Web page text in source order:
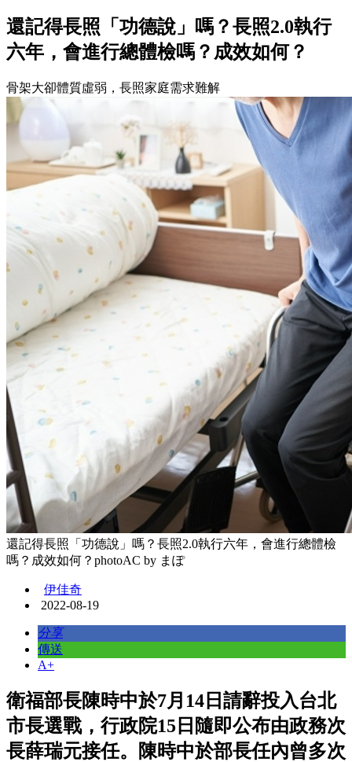
還記得長照「功德說」嗎？長照2.0執行
六年，會進行總體檢嗎？成效如何？
骨架大卻體質虛弱，長照家庭需求難解
還記得長照「功德說」嗎？長照2.0執行六年，會進行總體檢
嗎？成效如何？photoAC by まぽ
伊佳奇
2022-08-19
分享
傳送
A+
衛福部長陳時中於7月14日請辭投入台北
市長選戰，行政院15日隨即公布由政務次
長薛瑞元接任。陳時中於部長任內曾多次